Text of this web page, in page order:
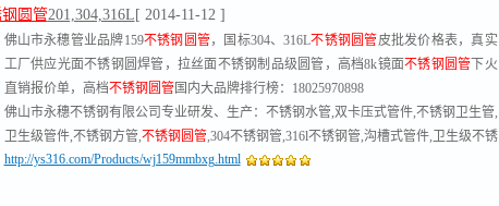
圆管201,304,316L [ 2014-11-12 ]
佛山市永穗管业品牌159不锈钢圆管 ，国标304、316L不锈钢圆管皮批发价格表，真实
工厂供应光面不锈钢圆焊管，拉丝面不锈钢制品级圆管，高档8k镜面不锈钢圆管 下火
直销报价单，高档不锈钢圆管 国内大品牌排行榜：18025970898
佛山市永穗不锈钢有限公司专业研发、生产：不锈钢水管,双卡压式管件,不锈钢卫生管,
卫生级管件,不锈钢方管,不锈钢圆管,304不锈钢管,316l不锈钢管,沟槽式管件,卫生级不锈
钢管,不锈钢工业流体管,不锈钢管厂家[查看]
http://ys316.com/Products/wj159mmbxg.html